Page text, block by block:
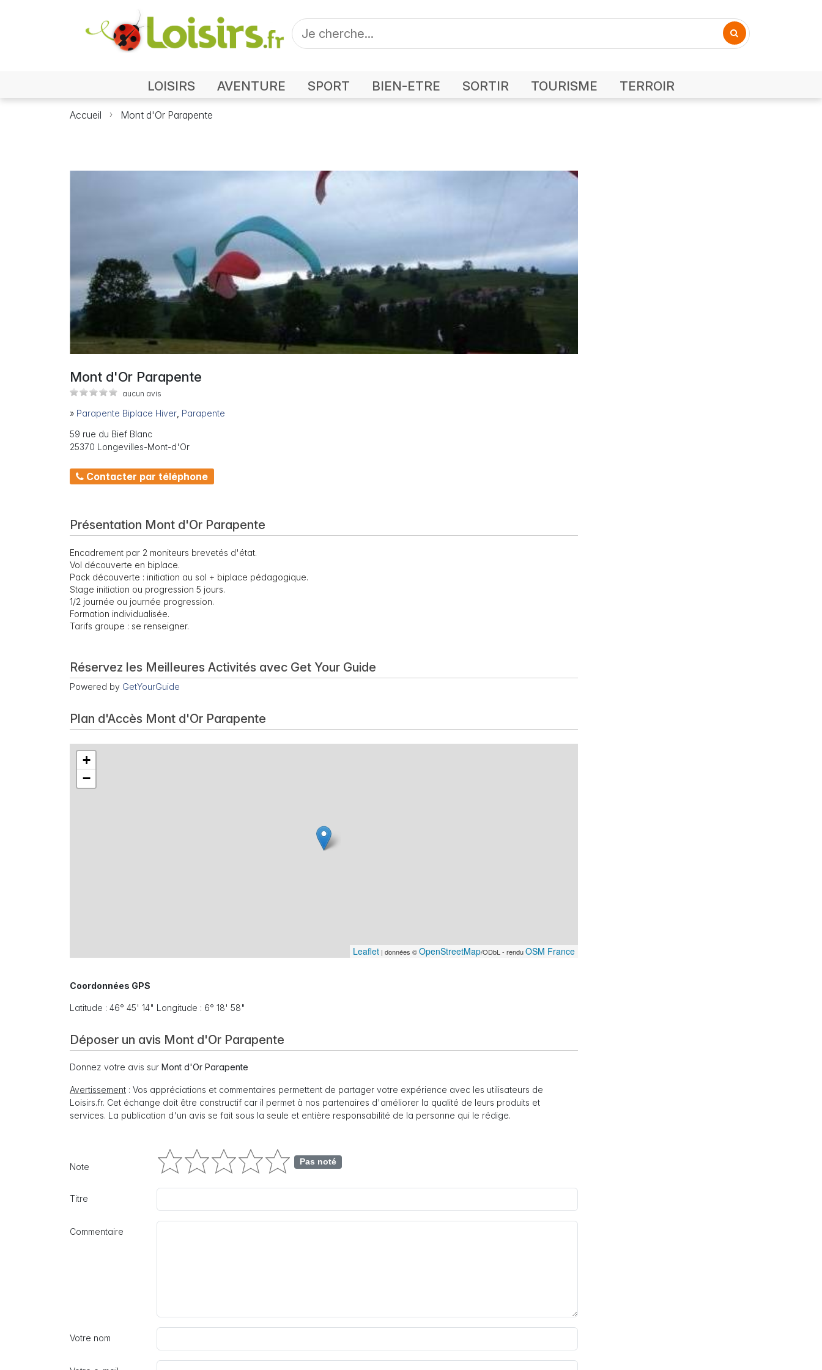
LOISIRS AVENTURE SPORT BIEN-ETRE SORTIR TOURISME TERROIR
Accueil Mont d'Or Parapente
Photo Mont d'Or Parapente
Mont d'Or Parapente
aucun avis
» Parapente Biplace Hiver Parapente
59 rue du Bief Blanc
25370 Longevilles-Mont-d'Or
Contacter par téléphone
Présentation Mont d'Or Parapente
Encadrement par 2 moniteurs brevetés d'état.
Vol découverte en biplace.
Pack découverte : initiation au sol + biplace pédagogique.
Stage initiation ou progression 5 jours.
1/2 journée ou journée progression.
Formation individualisée.
Tarifs groupe : se renseigner.
Réservez les Meilleures Activités avec Get Your Guide
Powered by GetYourGuide
Plan d'Accès Mont d'Or Parapente
+
−
Leaflet | données ©OpenStreetMap/ODbL - renduOSM France
Coordonnées GPS
Latitude : 46° 45' 14" Longitude : 6° 18' 58"
Déposer un avis Mont d'Or Parapente
Donnez votre avis sur Mont d'Or Parapente
Avertissement : Vos appréciations et commentaires permettent de partager votre expérience avec les utilisateurs de
Loisirs.fr. Cet échange doit être constructif car il permet à nos partenaires d'améliorer la qualité de leurs produits et
services. La publication d'un avis se fait sous la seule et entière responsabilité de la personne qui le rédige.
Note Pas noté
Titre
Commentaire
Votre nom